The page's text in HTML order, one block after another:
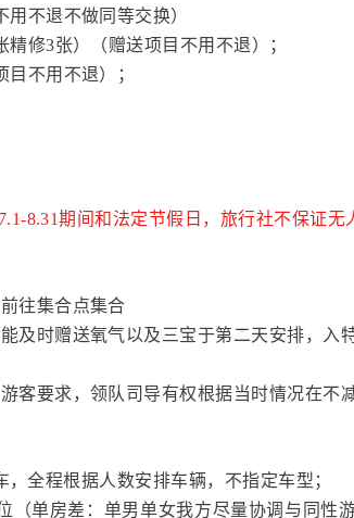
用不退不做同等交换）
精修3张）（赠送项目不用不退）；
目不用不退）；
8.31期间和法定节假日，旅行社不保证
往集合点集合
及时赠送氧气以及三宝于第二天安排，
客要求，领队司导有权根据当时情况在不
全程根据人数安排车辆，不指定车型；
（单房差：单男单女我方尽量协调与同